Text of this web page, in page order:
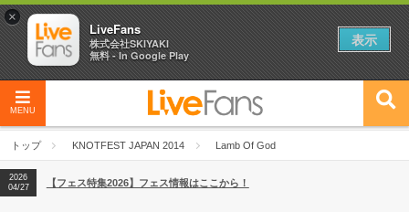
MENU
トップ KNOTFEST JAPAN 2014 Lamb Of God
2026
04/27
2026
【ライブ動員ランキング】2026年上半期編発表！
2026
04/27
【フェス特集2026】フェス情報はここから！
×
LiveFans
株式会社SKIYAKI
無料 - In Google Play
表示